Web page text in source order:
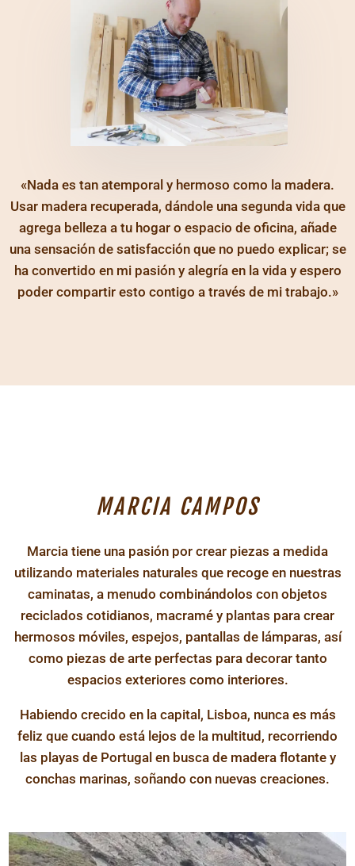
«Nada es tan atemporal y hermoso como la madera.
Usar madera recuperada, dándole una segunda vida que
agrega belleza a tu hogar o espacio de oficina, añade
una sensación de satisfacción que no puedo explicar; se
ha convertido en mi pasión y alegría en la vida y espero
poder compartir esto contigo a través de mi trabajo.»
MARCIA CAMPOS
Marcia tiene una pasión por crear piezas a medida
utilizando materiales naturales que recoge en nuestras
caminatas, a menudo combinándolos con objetos
reciclados cotidianos, macramé y plantas para crear
hermosos móviles, espejos, pantallas de lámparas, así
como piezas de arte perfectas para decorar tanto
espacios exteriores como interiores.
Habiendo crecido en la capital, Lisboa, nunca es más
feliz que cuando está lejos de la multitud, recorriendo
las playas de Portugal en busca de madera flotante y
conchas marinas, soñando con nuevas creaciones.